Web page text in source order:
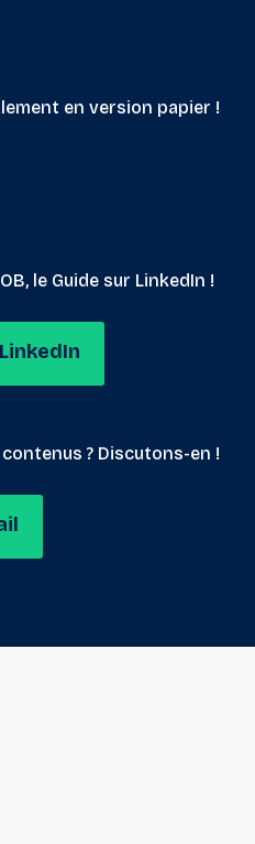
en version papier !
le Guide sur LinkedIn !
? Discutons-en !